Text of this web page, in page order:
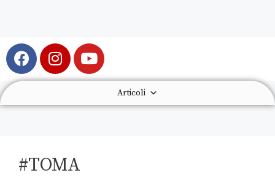
Articoli
#TOMA